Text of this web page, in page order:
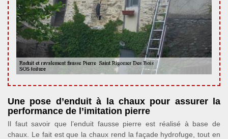
Une pose d’enduit à la chaux pour assurer la
performance de l’imitation pierre
Il faut savoir que l’enduit fausse pierre est réalisé à base de
chaux. Le fait est que la chaux rend la façade hydrofuge, tout en